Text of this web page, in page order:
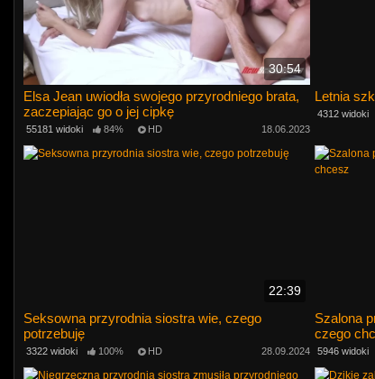
30:54
Elsa Jean uwiodła swojego przyrodniego brata,
zaczepiając go o jej cipkę
55181 widoki 84% HD 18.06.2023
Letnia
4312 widoki
22:39
Seksowna przyrodnia siostra wie, czego
potrzebuję
3322 widoki 100% HD 28.09.2024
Szalona
czego
5946 widoki